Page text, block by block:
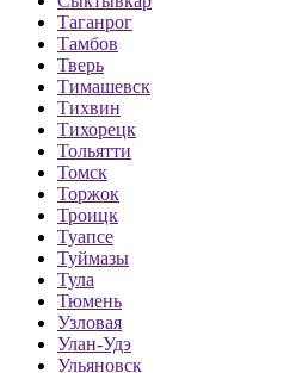
Таганрог
Тамбов
Тверь
Тимашевск
Тихвин
Тихорецк
Тольятти
Томск
Торжок
Троицк
Туапсе
Туймазы
Тула
Тюмень
Узловая
Улан-Удэ
Ульяновск